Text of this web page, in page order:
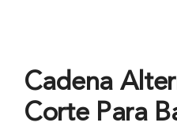
Cadena
Corte Para